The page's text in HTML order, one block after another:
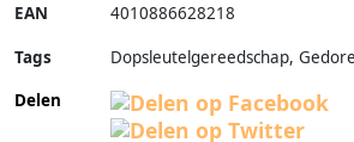
EAN 4010886628218
Tags
Dopsleutelgereedschap,
Delen